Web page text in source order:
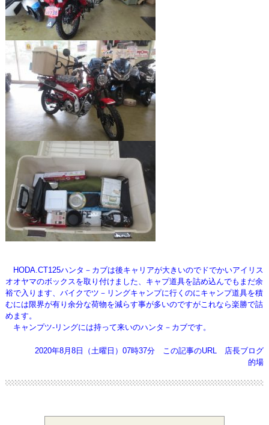
HODA.CT125ハンタ－カブは後キャリアが大きいのでドでかいアイリス
オオヤマのボックスを取り付けました、キャプ道具を詰め込んでも まだ余
裕で入ります、バイクでツ－リングキャンプに行くのにキャンプ道具を積
むには限界が有り余分な荷物を減らす事が多いのですがこれなら楽勝で詰
めます。
キャンプツ-リングには持って来いのハンタ－カブです。
2020年8月8日（土曜日）07時37分 この記事のURL
店長ブログ
的場